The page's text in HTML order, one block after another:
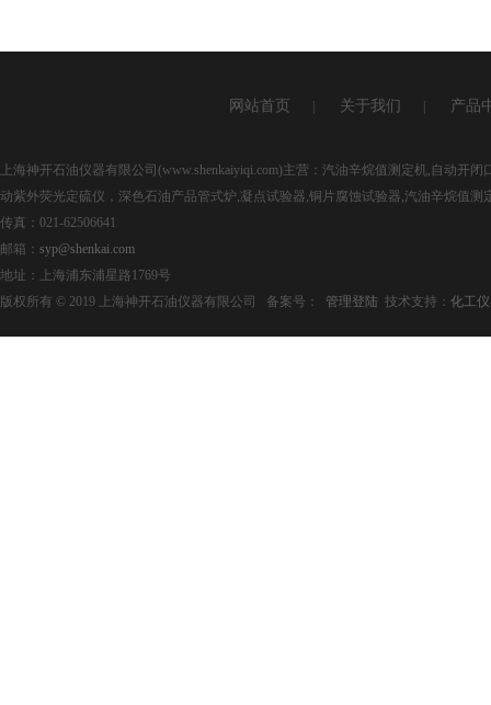
网站首页 关于我们 产品
上海神开石油仪器有限公司(www.shenkaiyiqi.com)主营：汽油辛烷值测定机,自动
动紫外荧光定硫仪，深色石油产品管式炉,凝点试验器,铜片腐蚀试验器,汽油辛烷值测
传真：021-62506641
邮箱： syp@shenkai.com
地址：上海浦东浦星路1769号
版权所有 © 2019 上海神开石油仪器有限公司 备案号：
管理登陆 技术支持： 化工